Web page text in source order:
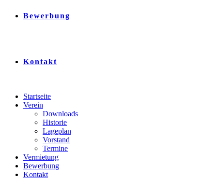
Bewerbung
Kontakt
Startseite
Verein
Downloads
Historie
Lageplan
Vorstand
Termine
Vermietung
Bewerbung
Kontakt